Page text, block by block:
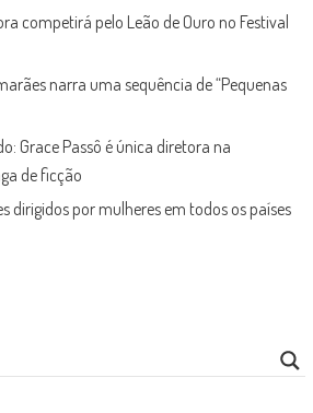
competirá pelo Leão de Ouro no Festival
narra uma sequência de “Pequenas
Grace Passô é única diretora na
de ficção
dirigidos por mulheres em todos os países